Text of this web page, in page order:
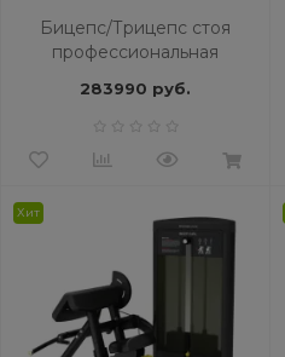
Бицепс/Трицепс стоя
профессиональная
283990 руб.
Хит